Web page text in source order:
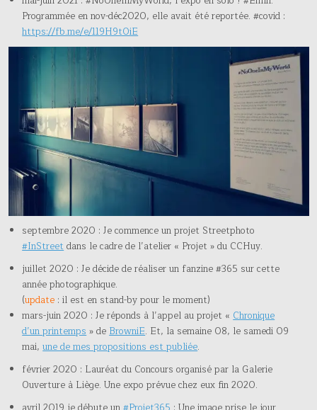
Programmée en nov-déc2020, elle avait été reportée. #covid :
https://fb.me/e/119H9t0iE
septembre 2020 : Je commence un projet Streetphoto
#InStreetdans le cadre de l’atelier « Projet » du CCHuy.
juillet 2020 : Je décide de réaliser un fanzine #365 sur cette
année photographique.
(update : il est en stand-by pour le moment)
mars-juin 2020 : Je réponds à l’appel au projet «Chronique
d’un printemps» deBrowniE. Et, la semaine 08, le samedi 09
mai,une de mes propositions est publiée.
février 2020 : Lauréat du Concours organisé par la Galerie
Ouverture à Liège. Une expo prévue chez eux fin 2020.